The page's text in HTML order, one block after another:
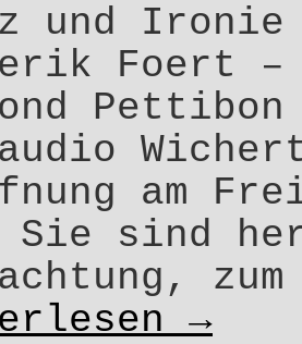
und
Foert –
am
Sie sind
zum
→